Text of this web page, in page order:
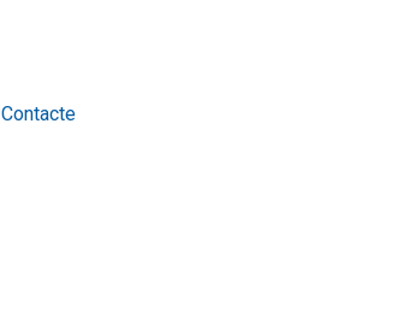
Contacte